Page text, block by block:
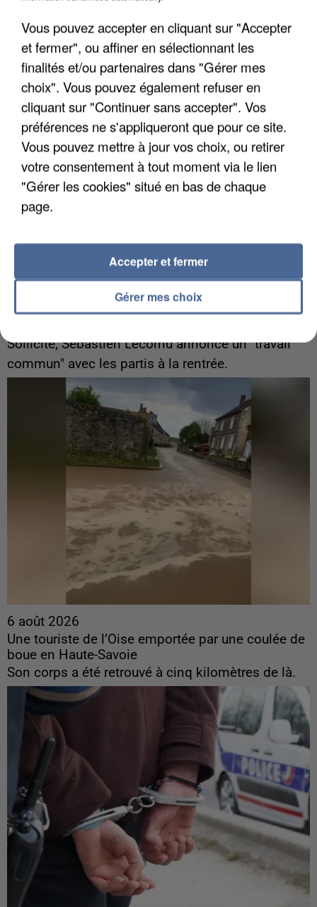
quelques jours plus tôt.
Gabriel Attal et Raphaël Glucksmann visés par des
Sollicité, Sébastien Lecornu annonce un "travail
commun" avec les partis à la rentrée.
6 août 2026
Une touriste de l’Oise emportée par une coulée de
boue en Haute-Savoie
Son corps a été retrouvé à cinq kilomètres de là.
Vous pouvez accepter en cliquant sur "Accepter
et fermer", ou affiner en sélectionnant les
finalités et/ou partenaires dans "Gérer mes
choix". Vous pouvez également refuser en
cliquant sur "Continuer sans accepter". Vos
préférences ne s'appliqueront que pour ce site.
Vous pouvez mettre à jour vos choix, ou retirer
votre consentement à tout moment via le lien
"Gérer les cookies" situé en bas de chaque
page.
Gérer mes choix
Accepter et fermer